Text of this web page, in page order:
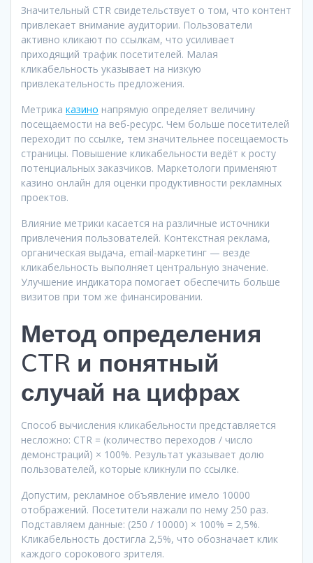
Значительный CTR свидетельствует о том, что контент
привлекает внимание аудитории. Пользователи
активно кликают по ссылкам, что усиливает
приходящий трафик посетителей. Малая
кликабельность указывает на низкую
привлекательность предложения.
Метрика казино напрямую определяет величину
посещаемости на веб-ресурс. Чем больше посетителей
переходит по ссылке, тем значительнее посещаемость
страницы. Повышение кликабельности ведёт к росту
потенциальных заказчиков. Маркетологи применяют
казино онлайн для оценки продуктивности рекламных
проектов.
Влияние метрики касается на различные источники
привлечения пользователей. Контекстная реклама,
органическая выдача, email-маркетинг — везде
кликабельность выполняет центральную значение.
Улучшение индикатора помогает обеспечить больше
визитов при том же финансировании.
Метод определения
CTR и понятный
случай на цифрах
Способ вычисления кликабельности представляется
несложно: CTR = (количество переходов / число
демонстраций) × 100%. Результат указывает долю
пользователей, которые кликнули по ссылке.
Допустим, рекламное объявление имело 10000
отображений. Посетители нажали по нему 250 раз.
Подставляем данные: (250 / 10000) × 100% = 2,5%.
Кликабельность достигла 2,5%, что обозначает клик
каждого сорокового зрителя.